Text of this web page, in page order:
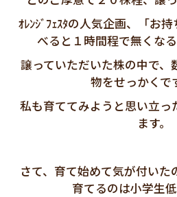
ｵﾚﾝｼﾞﾌｪｽﾀの人気企画、「お
べると１時間程で無くな
譲っていただいた株の中で、
物をせっかくで
私も育ててみようと思い立っ
ます。
さて、育て始めて気が付いた
育てるのは小学生低